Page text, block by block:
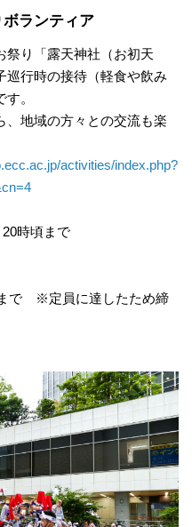
ランティア
祭り「露天神社（お初天
巡行時の接待（軽食や飲み
。
、地域の方々との交流も楽
activities/index.php?
20時頃まで
まで ※定員に達したため締